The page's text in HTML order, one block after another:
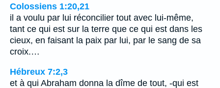
Colossiens 1:20,21
il a voulu par lui réconcilier tout avec lui-même,
tant ce qui est sur la terre que ce qui est dans les
cieux, en faisant la paix par lui, par le sang de sa
croix.…
Hébreux 7:2,3
et à qui Abraham donna la dîme de tout, -qui est